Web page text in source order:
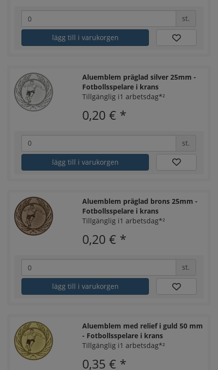
st.
lägg till i varukorgen
Aluemblem präglad silver 25mm -
Fotbollsspelare i krans
Tillgänglig i1 arbetsdag*²
0,20 € *
st.
lägg till i varukorgen
Aluemblem präglad brons 25mm -
Fotbollsspelare i krans
Tillgänglig i1 arbetsdag*²
0,20 € *
st.
lägg till i varukorgen
Aluemblem med relief i guld 50 mm
- Fotbollsspelare i krans
Tillgänglig i1 arbetsdag*²
0,35 € *